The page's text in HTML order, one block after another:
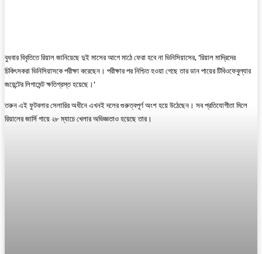
বুধবার বিবৃতিতে রিয়াল জানিয়েছে দুই মাসের আগে মাঠে ফেরা হবে না ভিনিসিয়াসের, ‘রিয়াল মাদ্রিদের
চিকিৎসকরা ভিনিসিয়াসকে পরীক্ষা করেছেন। পরীক্ষার পর নিশ্চিত হওয়া গেছে তার ডান পায়ের টিবিওফেবুল্যার
জয়েন্টের লিগামেন্ট ক্ষতিগ্রস্ত হয়েছে।’
তরুন এই ফুটবলার সেলারির অধীনে এখনই দলের গুরুত্বপূর্ণ অংশ হয়ে উঠেছেন। সব প্রতিযোগীতা মিলে
রিয়ালের জার্সি গায়ে ২৮ ম্যাচে খেলার অভিজ্ঞতাও হয়েছে তার।